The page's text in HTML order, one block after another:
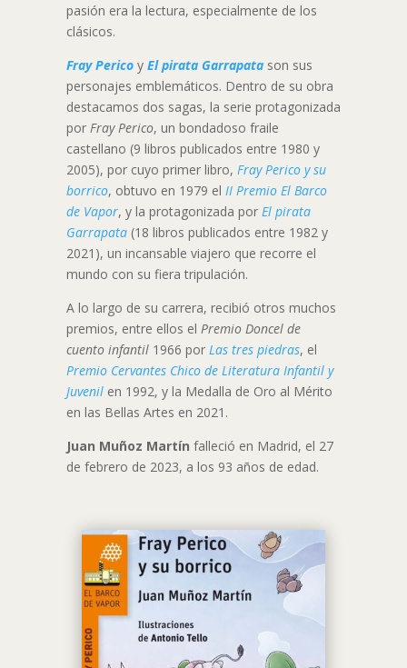
pasión era la lectura, especialmente de los
clásicos.
Fray Pericoy El pirata Garrapatason sus
personajes emblemáticos. Dentro de su obra
destacamos dos sagas, la serie protagonizada
por Fray Perico, un bondadoso fraile
castellano (9 libros publicados entre 1980 y
2005), por cuyo primer libro, Fray Perico y su
borrico, obtuvo en 1979 el II Premio El Barco
de Vapor, y la protagonizada por El pirata
Garrapata(18 libros publicados entre 1982 y
2021), un incansable viajero que recorre el
mundo con su fiera tripulación.
A lo largo de su carrera, recibió otros muchos
premios, entre ellos el Premio Doncel de
cuento infantil1966 por Las tres piedras, el
Premio Cervantes Chico de Literatura Infantil y
Juvenil en 1992, y la Medalla de Oro al Mérito
en las Bellas Artes en 2021.
Juan Muñoz Martín falleció en Madrid, el 27
de febrero de 2023, a los 93 años de edad.